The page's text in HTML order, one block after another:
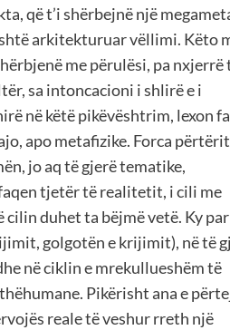
që t’i shërbejnë një
arkitekturuar vëllimi. Këto
me përulësi, pa nxjerrë
sa intoncacioni i shlirë e i
në këtë pikëvështrim, lexon
apo metafizike. Forca
jo aq të gjerë tematike,
tjetër të realitetit, i cili me
duhet ta bëjmë vetë. Ky
golgotën e krijimit), në të
në ciklin e mrekullueshëm të
Pikërisht ana e
reale të veshur rreth një